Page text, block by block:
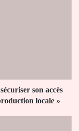
son accès
locale »